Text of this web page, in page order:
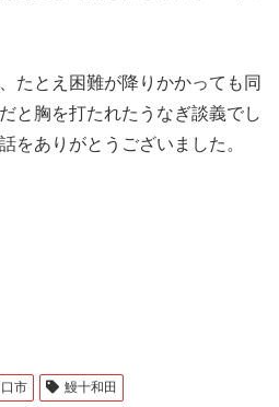
たとえ困難が降りかかっても同
と胸を打たれたうなぎ談義でし
をありがとうございました。
口市 鰻十和田